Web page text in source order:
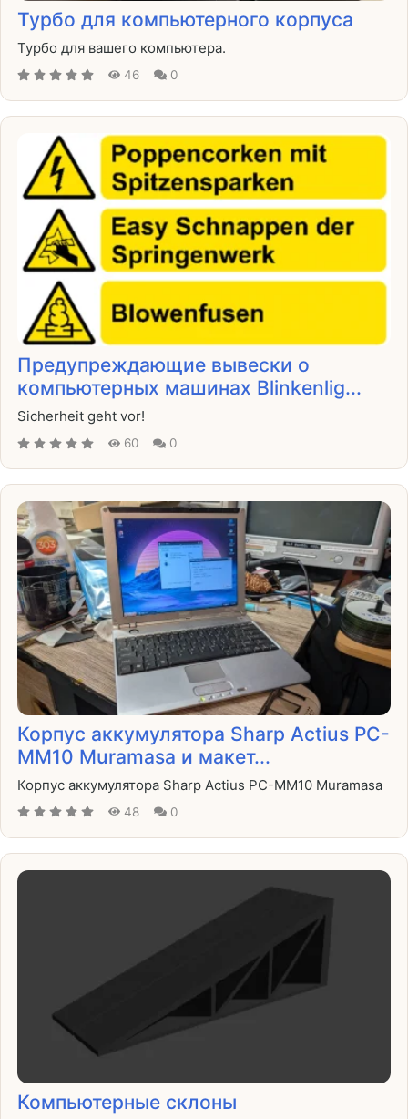
Турбо для компьютерного корпуса
Турбо для вашего компьютера.
46 0
Предупреждающие вывески о
компьютерных машинах Blinkenlig...
Sicherheit geht vor!
60 0
Корпус аккумулятора Sharp Actius PC-
MM10 Muramasa и макет...
Корпус аккумулятора Sharp Actius PC-MM10 Muramasa
48 0
Компьютерные склоны